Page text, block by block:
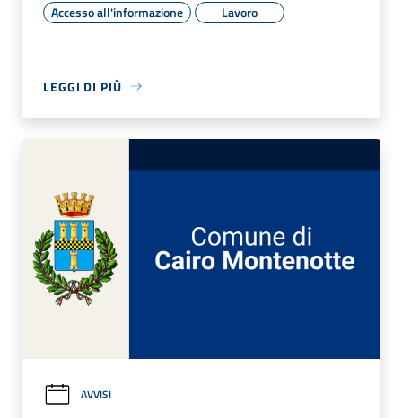
Accesso all'informazione Lavoro
LEGGI DI PIÙ
AVVISI